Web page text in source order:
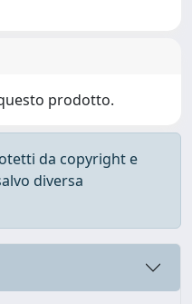
prodotto.
da copyright e
diversa